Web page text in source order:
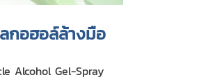
กอฮอล์ล้างมือ
Alcohol Gel-Spray